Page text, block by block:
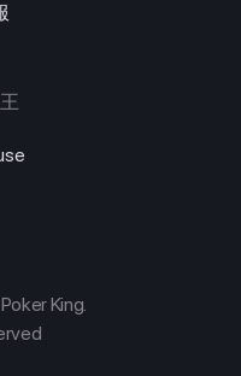
King.